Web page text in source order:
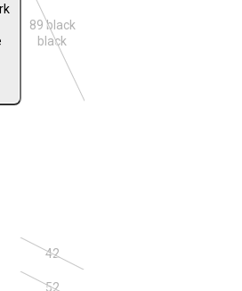
nicht verfügbar.)
89 black
black(Diese Option ist zurzeit nicht
nicht verfügbar.)
42(Diese Option ist zurzeit nicht
52